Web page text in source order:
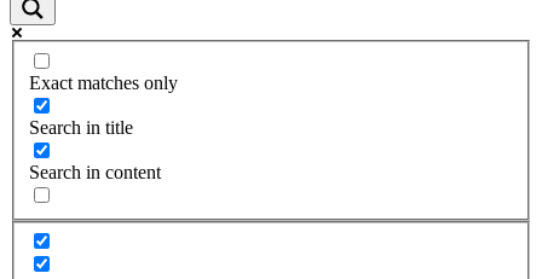
Exact matches only
Search in title
Search in content